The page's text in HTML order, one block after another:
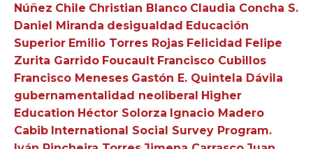
Núñez Chile Christian Blanco Claudia Concha S.
Daniel Miranda desigualdad Educación
Superior Emilio Torres Rojas Felicidad Felipe
Zurita Garrido Foucault Francisco Cubillos
Francisco Meneses Gastón E. Quintela Dávila
gubernamentalidad neoliberal Higher
Education Héctor Solorza Ignacio Madero
Cabib International Social Survey Program.